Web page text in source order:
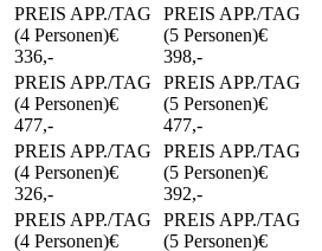
€
336,-
€
398,-
€
477,-
€
477,-
€
326,-
€
392,-
€
€